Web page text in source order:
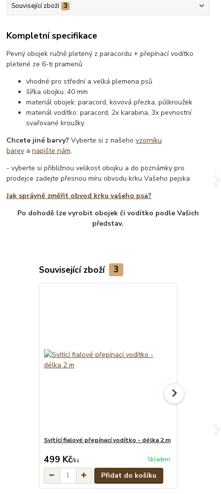
Související zboží 3
Kompletní specifikace
Pevný obojek ručně pletený z paracordu + přepínací vodítko
pletené ze 6-ti pramenů
vhodné pro střední a velká plemena psů
šířka obojku: 40 mm
materiál obojek: paracord, kovová přezka, půlkroužek
materiál vodítko: paracord, 2x karabina, 3x pevnostní
svařované kroužky
Chcete jiné barvy? Vyberte si z našehovzorníku
barev anapište nám.
- vyberte si přibližnou velikost obojku a do poznámky pro
prodejce zadejte přesnou míru obvodu krku Vašeho pejska
Jak správně změřit obvod krku vašeho psa?
Po dohodě lze vyrobit obojek či vodítko podle Vašich
představ.
Související zboží 3
Svítící fialové přepínací vodítko - délka 2 m
499 Kč/ks Skladem
Přidat do košíku